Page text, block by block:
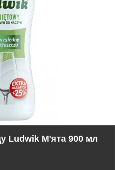
Ludwik М'ята 900 мл